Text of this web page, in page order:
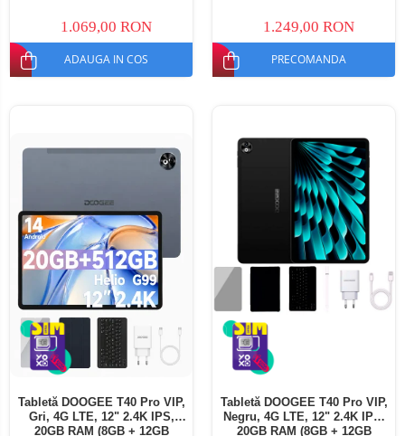
Stylus, Face Unlock, Dual SIM
1.069,00 RON
ADAUGA IN COS
1.249,00 RON
PRECOMANDA
Tabletă DOOGEE T40 Pro VIP,
Gri, 4G LTE, 12" 2.4K IPS,
20GB RAM (8GB + 12GB
Tabletă DOOGEE T40 Pro VIP,
Negru, 4G LTE, 12" 2.4K IPS,
20GB RAM (8GB + 12GB